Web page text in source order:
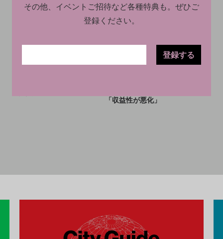
2026.04.17
アート界最大のオンライン販
「収益性が悪化」
その他、イベントご招待など各種特典も。ぜひご
登録ください。
登録する